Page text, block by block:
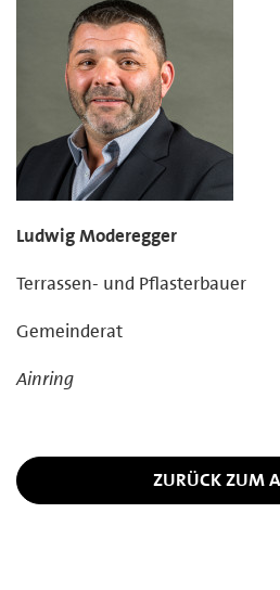
Ludwig Moderegger
Terrassen- und Pflasterbauer
Gemeinderat
Ainring
ZURÜCK ZUM